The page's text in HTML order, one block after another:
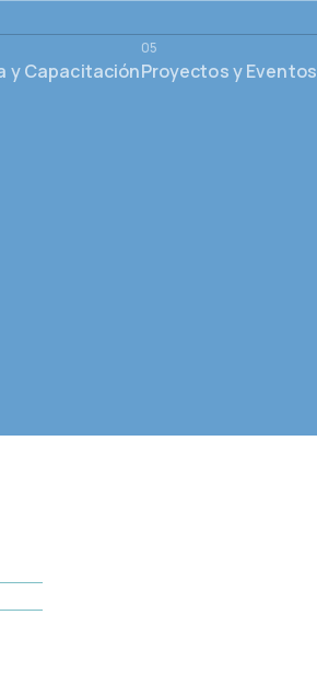
y CapacitaciónProyectos y Eventos